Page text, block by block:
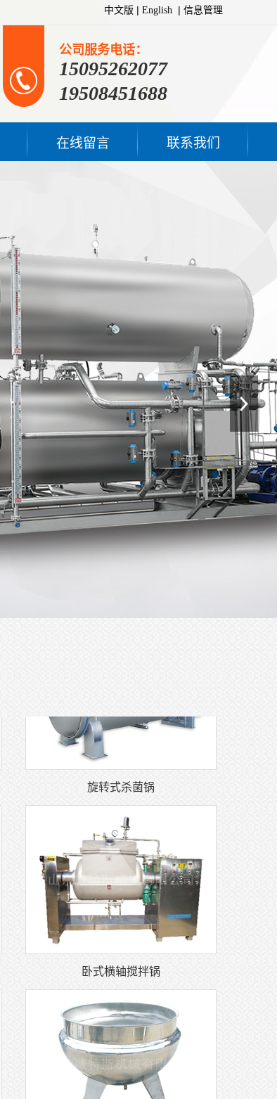
中文版 | English | 信息管理
公司服务电话：
15095262077
19508451688
在线留言 联系我们
旋转式杀菌锅
卧式横轴搅拌锅